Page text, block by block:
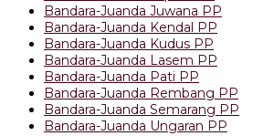
Bandara-Juanda Juwana PP
Bandara-Juanda Kendal PP
Bandara-Juanda Kudus PP
Bandara-Juanda Lasem PP
Bandara-Juanda Pati PP
Bandara-Juanda Rembang PP
Bandara-Juanda Semarang PP
Bandara-Juanda Ungaran PP